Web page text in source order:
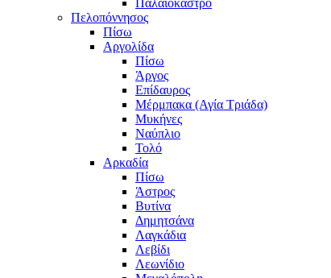
Πελοπόννησος
Πίσω
Αργολίδα
Πίσω
Άργος
Επίδαυρος
Μέρμπακα (Αγία Τριάδα)
Μυκήνες
Ναύπλιο
Τολό
Αρκαδία
Πίσω
Άστρος
Βυτίνα
Δημητσάνα
Λαγκάδια
Λεβίδι
Λεωνίδιο